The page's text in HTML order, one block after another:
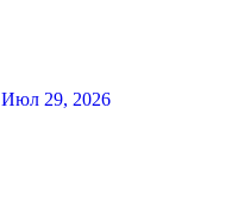
Июл 29, 2026